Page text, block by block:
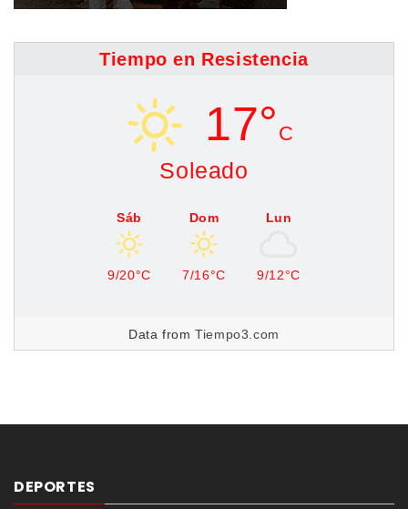
Tiempo en Resistencia
17° C
Soleado
Sáb
9/20°C
Dom
7/16°C
Lun
9/12°C
Data fromTiempo3.com
DEPORTES